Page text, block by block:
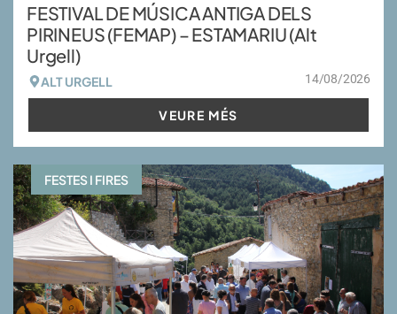
FESTIVAL DE MÚSICA ANTIGA DELS
PIRINEUS (FEMAP) – ESTAMARIU (Alt
Urgell)
ALT URGELL 14/08/2026
VEURE MÉS
FESTES I FIRES